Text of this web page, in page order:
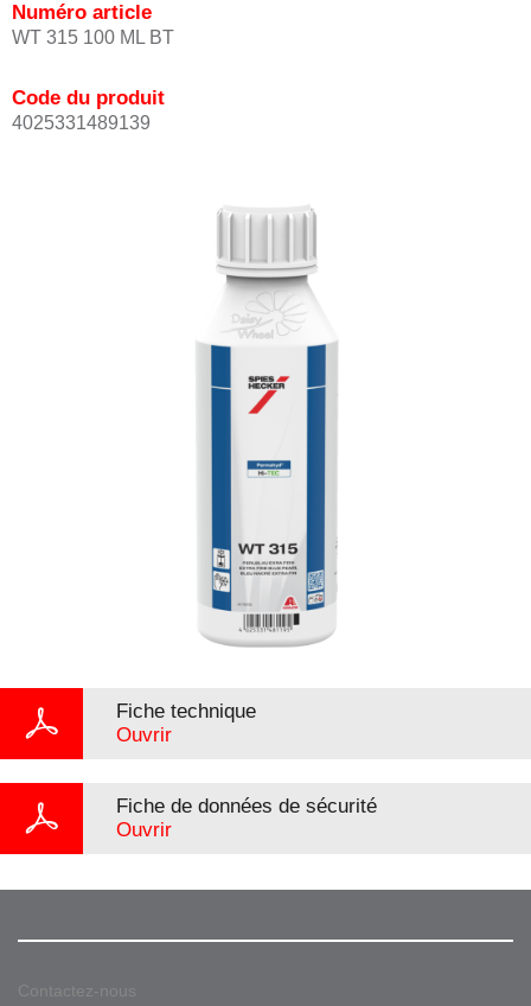
Numéro article
WT 315 100 ML BT
Code du produit
4025331489139
Fiche technique
Ouvrir
Fiche de données de sécurité
Ouvrir
Contactez-nous